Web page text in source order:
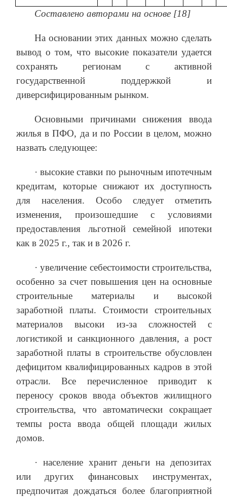
Составлено авторами на основе [18]
На основании этих данных можно сделать
вывод о том, что высокие показатели удается
сохранять регионам с активной
государственной поддержкой и
диверсифицированным рынком.
Основными причинами снижения ввода
жилья в ПФО, да и по России в целом, можно
назвать следующее:
· высокие ставки по рыночным ипотечным
кредитам, которые снижают их доступность
для населения. Особо следует отметить
изменения, произошедшие с условиями
предоставления льготной семейной ипотеки
как в 2025 г., так и в 2026 г.
· увеличение себестоимости строительства,
особенно за счет повышения цен на основные
строительные материалы и высокой
заработной платы. Стоимости строительных
материалов высоки из-за сложностей с
логистикой и санкционного давления, а рост
заработной платы в строительстве обусловлен
дефицитом квалифицированных кадров в этой
отрасли. Все перечисленное приводит к
переносу сроков ввода объектов жилищного
строительства, что автоматически сокращает
темпы роста ввода общей площади жилых
домов.
· население хранит деньги на депозитах
или других финансовых инструментах,
предпочитая дождаться более благоприятной